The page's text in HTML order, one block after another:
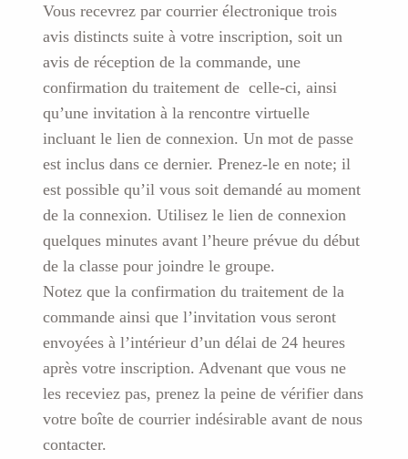
régulière
en
lignemardi
Vous recevrez par courrier électronique trois
avis distincts suite à votre inscription, soit un
avis de réception de la commande, une
confirmation du traitement de celle-ci, ainsi
qu’une invitation à la rencontre virtuelle
incluant le lien de connexion. Un mot de passe
est inclus dans ce dernier. Prenez-le en note; il
est possible qu’il vous soit demandé au moment
de la connexion. Utilisez le lien de connexion
quelques minutes avant l’heure prévue du début
de la classe pour joindre le groupe.
Notez que la confirmation du traitement de la
commande ainsi que l’invitation vous seront
envoyées à l’intérieur d’un délai de 24 heures
après votre inscription. Advenant que vous ne
les receviez pas, prenez la peine de vérifier dans
votre boîte de courrier indésirable avant de nous
contacter.